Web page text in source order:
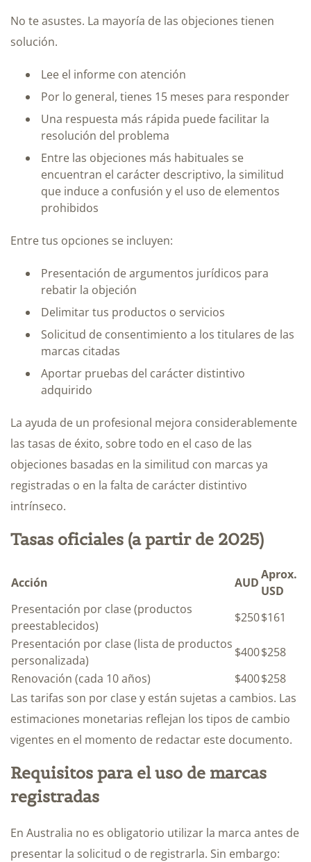
No te asustes. La mayoría de las objeciones tienen
solución.
Lee el informe con atención
Por lo general, tienes 15 meses para responder
Una respuesta más rápida puede facilitar la
resolución del problema
Entre las objeciones más habituales se
encuentran el carácter descriptivo, la similitud
que induce a confusión y el uso de elementos
prohibidos
Entre tus opciones se incluyen:
Presentación de argumentos jurídicos para
rebatir la objeción
Delimitar tus productos o servicios
Solicitud de consentimiento a los titulares de las
marcas citadas
Aportar pruebas del carácter distintivo
adquirido
La ayuda de un profesional mejora considerablemente
las tasas de éxito, sobre todo en el caso de las
objeciones basadas en la similitud con marcas ya
registradas o en la falta de carácter distintivo
intrínseco.
Tasas oficiales (a partir de 2025)
Acción AUD
Aprox.
USD
Presentación por clase (productos
preestablecidos)
$250$161
Presentación por clase (lista de productos
personalizada)
$400$258
Renovación (cada 10 años)
$400$258
Las tarifas son por clase y están sujetas a cambios. Las
estimaciones monetarias reflejan los tipos de cambio
vigentes en el momento de redactar este documento.
Requisitos para el uso de marcas
registradas
En Australia no es obligatorio utilizar la marca antes de
presentar la solicitud o de registrarla. Sin embargo: